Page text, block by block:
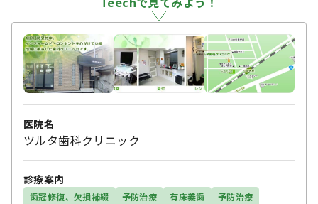
医院名
ツルタ歯科クリニック
診療案内
歯冠修復、欠損補綴 予防治療 有床義歯 予防治療